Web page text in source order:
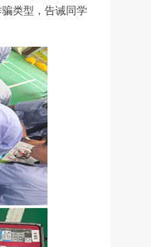
类型，告诫同学